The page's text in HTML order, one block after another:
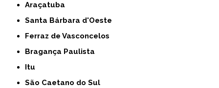
Araçatuba
Santa Bárbara d'Oeste
Ferraz de Vasconcelos
Bragança Paulista
Itu
São Caetano do Sul